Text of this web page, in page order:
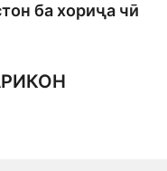
ба хориҷа чӣ